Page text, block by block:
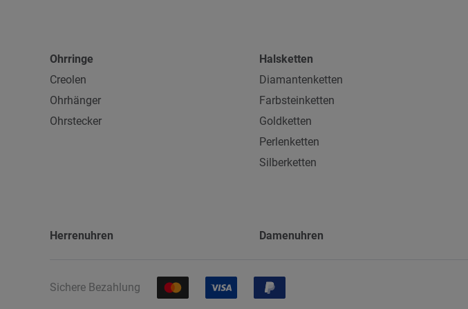
Ohrringe
Creolen
Ohrhänger
Ohrstecker
Halsketten
Diamantenketten
Farbsteinketten
Goldketten
Perlenketten
Silberketten
Herrenuhren Damenuhren
Sichere Bezahlung